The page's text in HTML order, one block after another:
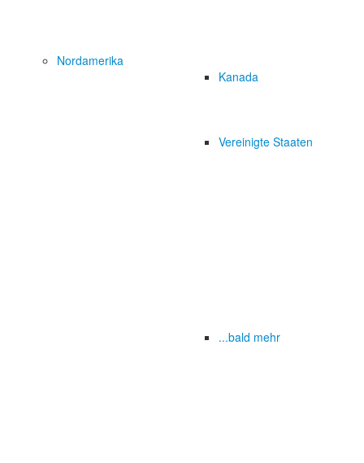
Nordamerika
Kanada
Vereinigte Staaten
...bald mehr